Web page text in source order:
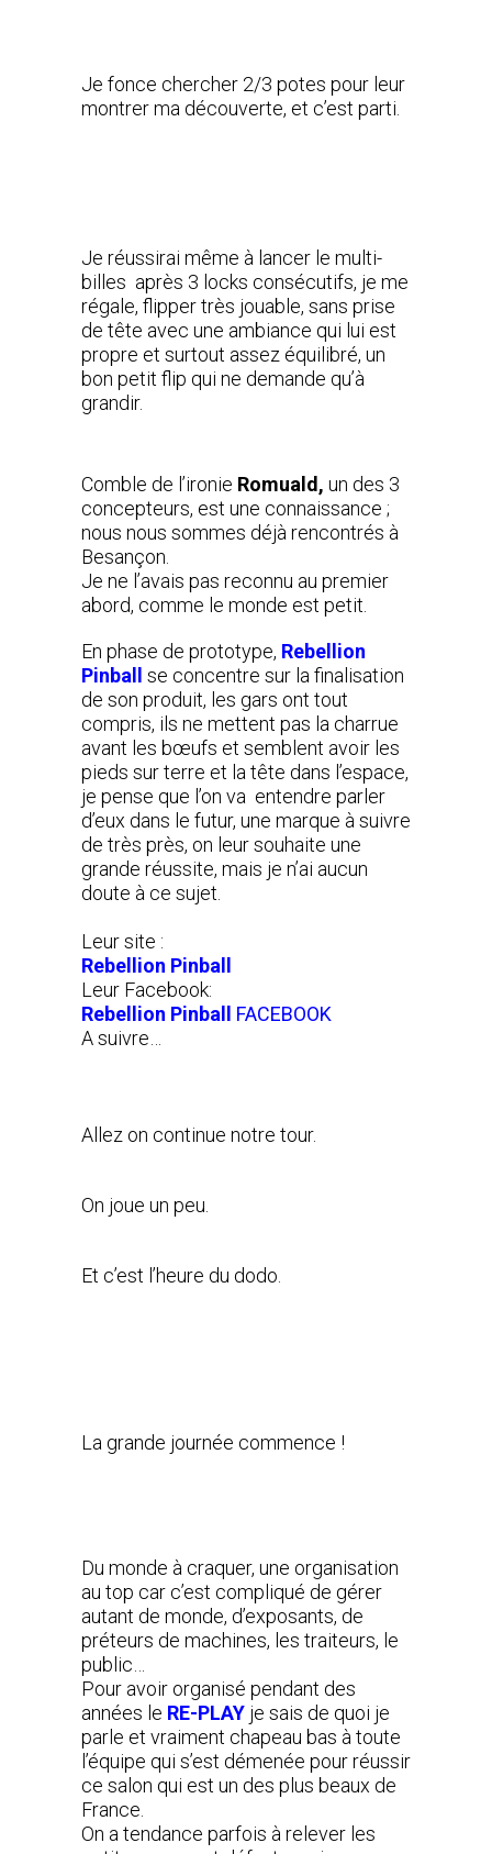
Je fonce chercher 2/3 potes pour leur
montrer ma découverte, et c’est parti.
Je réussirai même à lancer le multi-
billes après 3 locks consécutifs, je me
régale, flipper très jouable, sans prise
de tête avec une ambiance qui lui est
propre et surtout assez équilibré, un
bon petit flip qui ne demande qu’à
grandir.
Comble de l’ironie Romuald, un des 3
concepteurs, est une connaissance ;
nous nous sommes déjà rencontrés à
Besançon.
Je ne l’avais pas reconnu au premier
abord, comme le monde est petit.
En phase de prototype, Rebellion
Pinball
se concentre sur la finalisation
de son produit, les gars ont tout
compris, ils ne mettent pas la charrue
avant les bœufs et semblent avoir les
pieds sur terre et la tête dans l’espace,
je pense que l’on va entendre parler
d’eux dans le futur, une marque à suivre
de très près, on leur souhaite une
grande réussite, mais je n’ai aucun
doute à ce sujet.
Leur site :
Rebellion Pinball
Leur Facebook:
Rebellion Pinball
FACEBOOK
A suivre…
Allez on continue notre tour.
On joue un peu.
Et c’est l’heure du dodo.
La grande journée commence !
Du monde à craquer, une organisation
au top car c’est compliqué de gérer
autant de monde, d’exposants, de
préteurs de machines, les traiteurs, le
public…
Pour avoir organisé pendant des
années le RE-PLAY je sais de quoi je
parle et vraiment chapeau bas à toute
l’équipe qui s’est démenée pour réussir
ce salon qui est un des plus beaux de
France.
On a tendance parfois à relever les